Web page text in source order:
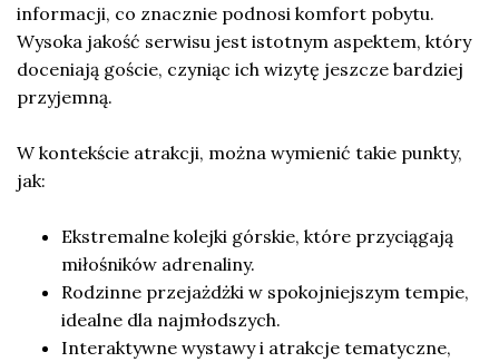
informacji, co znacznie podnosi komfort pobytu.
Wysoka jakość serwisu jest istotnym aspektem, który
doceniają goście, czyniąc ich wizytę jeszcze bardziej
przyjemną.
W kontekście atrakcji, można wymienić takie punkty,
jak:
Ekstremalne kolejki górskie, które przyciągają
miłośników adrenaliny.
Rodzinne przejażdżki w spokojniejszym tempie,
idealne dla najmłodszych.
Interaktywne wystawy i atrakcje tematyczne,